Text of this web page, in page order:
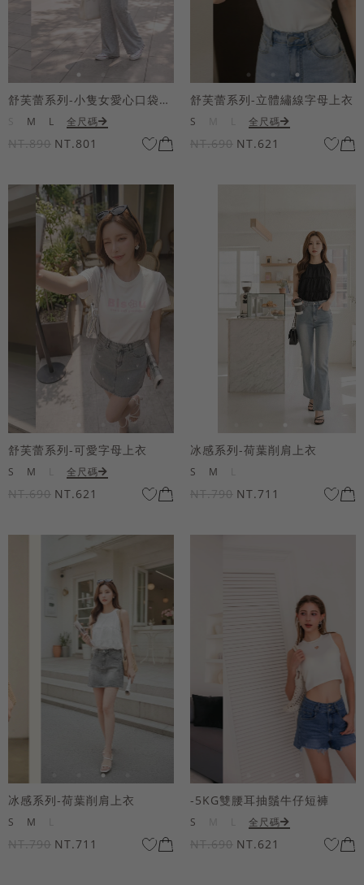
舒芙蕾系列-小隻女愛心口袋寬褲
M L 全尺碼
NT.890 NT.801
舒芙蕾系列-立體繡線字母上衣
S 全尺碼
NT.690 NT.621
舒芙蕾系列-可愛字母上衣
S M 全尺碼
NT.690 NT.621
冰感系列-荷葉削肩上衣
S M
NT.790 NT.711
冰感系列-荷葉削肩上衣
S M
NT.790 NT.711
-5KG雙腰耳抽鬚牛仔短褲
S 全尺碼
NT.690 NT.621